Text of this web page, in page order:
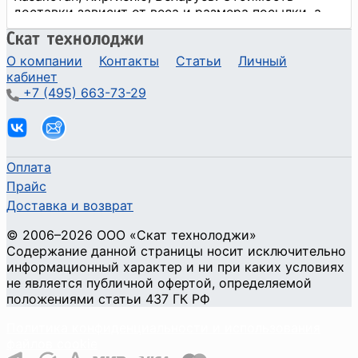
О компании Контакты Статьи
Личный
кабинет
+7 (495) 663-73-29
Оплата
Прайс
Доставка и возврат
© 2006–2026 ООО «Скат технолоджи»
Содержание данной страницы носит исключительно
информационный характер и ни при каких условиях
не является публичной офертой, определяемой
положениями статьи 437 ГК РФ